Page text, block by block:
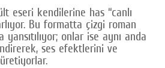
eseri kendilerine has “canlı
Bu formatta çizgi roman
onlar ise aynı anda
ses efektlerini ve